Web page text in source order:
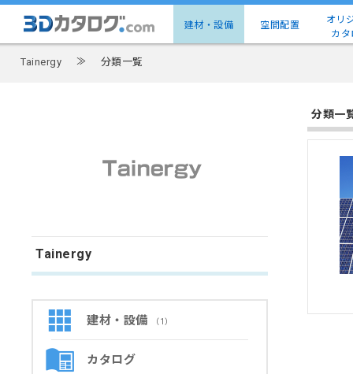
建材・設備 空間配置
オリ
カタ
Tainergy ≫ 分類一覧
Tainergy
建材・設備 （1）
カタログ
分類一